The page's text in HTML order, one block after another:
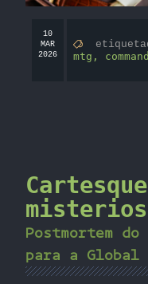
10
MAR
2026
mtg,
Postmortem
para a Global